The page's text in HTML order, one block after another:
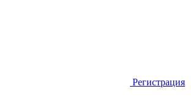
Регистрация